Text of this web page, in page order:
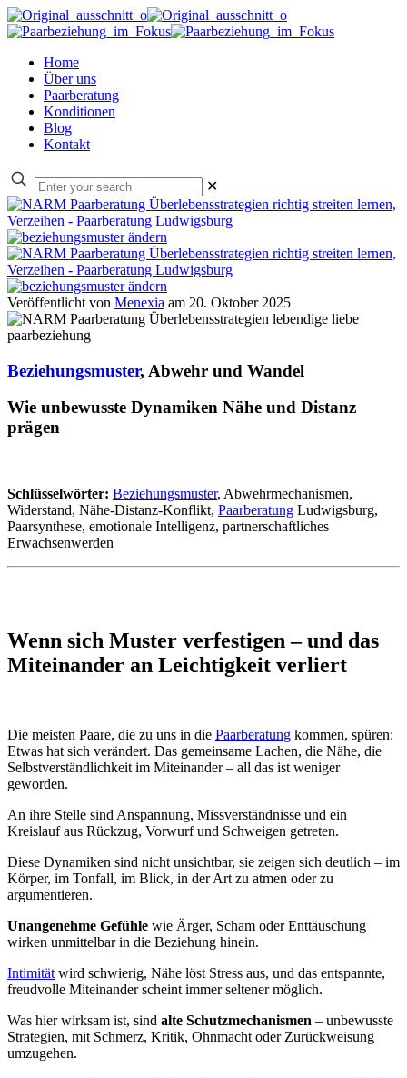
Home
Über uns
Paarberatung
Konditionen
Blog
Kontakt
✕
Veröffentlicht von Menexia am 20. Oktober 2025
Beziehungsmuster, Abwehr und Wandel
Wie unbewusste Dynamiken Nähe und Distanz
prägen
Schlüsselwörter: Beziehungsmuster, Abwehrmechanismen,
Widerstand, Nähe-Distanz-Konflikt, Paarberatung Ludwigsburg,
Paarsynthese, emotionale Intelligenz, partnerschaftliches
Erwachsenwerden
Wenn sich Muster verfestigen – und das
Miteinander an Leichtigkeit verliert
Die meisten Paare, die zu uns in die Paarberatung kommen, spüren:
Etwas hat sich verändert. Das gemeinsame Lachen, die Nähe, die
Selbstverständlichkeit im Miteinander – all das ist weniger
geworden.
An ihre Stelle sind Anspannung, Missverständnisse und ein
Kreislauf aus Rückzug, Vorwurf und Schweigen getreten.
Diese Dynamiken sind nicht unsichtbar, sie zeigen sich deutlich – im
Körper, im Tonfall, im Blick, in der Art zu atmen oder zu
argumentieren.
Unangenehme Gefühle wie Ärger, Scham oder Enttäuschung
wirken unmittelbar in die Beziehung hinein.
Intimität wird schwierig, Nähe löst Stress aus, und das entspannte,
freudvolle Miteinander scheint immer seltener möglich.
Was hier wirksam ist, sind alte Schutzmechanismen – unbewusste
Strategien, mit Schmerz, Kritik, Ohnmacht oder Zurückweisung
umzugehen.